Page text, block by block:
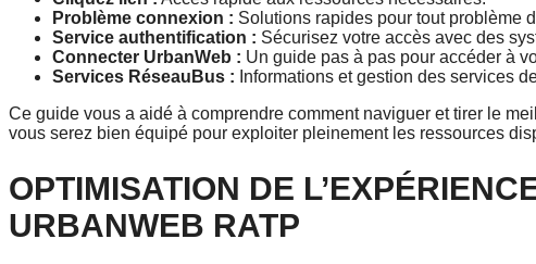
Problème connexion : Solutions rapides pour tout problème
Service authentification : Sécurisez votre accès avec des
Connecter UrbanWeb : Un guide pas à pas pour accéder à
Services RéseauBus : Informations et gestion des services
Ce guide vous a aidé à comprendre comment naviguer et tirer le
vous serez bien équipé pour exploiter pleinement les ressources
OPTIMISATION DE
URBANWEB RATP